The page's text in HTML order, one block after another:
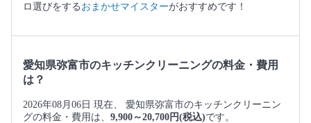
ロ選びをする おまかせマイスターがおすすめです！
愛知県弥富市のキッチンクリーニングの料金・費用
は？
2026年08月06日 現在、 愛知県弥富市のキッチンクリーニン
グの料金・費用は、 9,900～20,700円(税込)です。